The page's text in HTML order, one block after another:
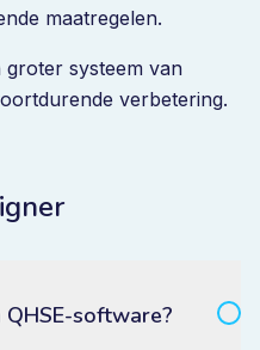
maatregelen.
groter systeem van
verbetering.
software?